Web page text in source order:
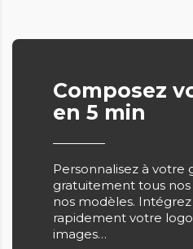
Composez
en 5 min
Personnalisez à votre
gratuitement tous
nos modèles.
rapidement votre
images…